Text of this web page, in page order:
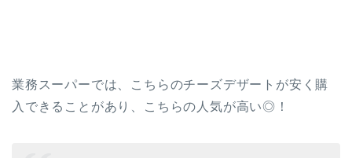
業務スーパーでは、こちらのチーズデザートが安く購
入できることがあり、こちらの人気が高い◎！